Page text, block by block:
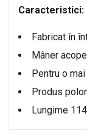
Caracteristici:
Fabricat în
Mâner
Pentru o
Produs
Lungime